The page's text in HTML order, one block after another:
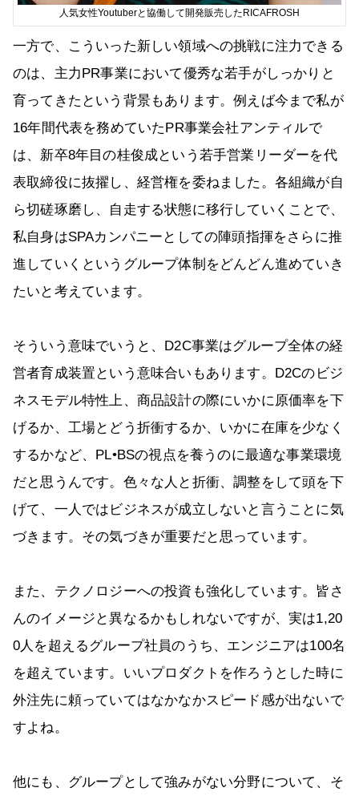
人気女性Youtuberと協働して開発販売したRICAFROSH
一方で、こういった新しい領域への挑戦に注力できる
のは、主力PR事業において優秀な若手がしっかりと
育ってきたという背景もあります。例えば今まで私が
16年間代表を務めていたPR事業会社アンティルで
は、新卒8年目の桂俊成という若手営業リーダーを代
表取締役に抜擢し、経営権を委ねました。各組織が自
ら切磋琢磨し、自走する状態に移行していくことで、
私自身はSPAカンパニーとしての陣頭指揮をさらに推
進していくというグループ体制をどんどん進めていき
たいと考えています。
そういう意味でいうと、D2C事業はグループ全体の経
営者育成装置という意味合いもあります。D2Cのビジ
ネスモデル特性上、商品設計の際にいかに原価率を下
げるか、工場とどう折衝するか、いかに在庫を少なく
するかなど、PL•BSの視点を養うのに最適な事業環境
だと思うんです。色々な人と折衝、調整をして頭を下
げて、一人ではビジネスが成立しないと言うことに気
づきます。その気づきが重要だと思っています。
また、テクノロジーへの投資も強化しています。皆さ
んのイメージと異なるかもしれないですが、実は1,20
0人を超えるグループ社員のうち、エンジニアは100名
を超えています。いいプロダクトを作ろうとした時に
外注先に頼っていてはなかなかスピード感が出ないで
すよね。
他にも、グループとして強みがない分野について、そ